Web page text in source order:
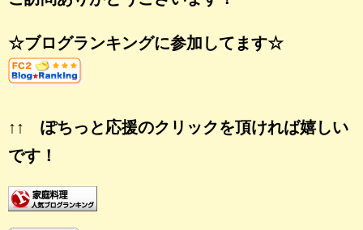
☆ブログランキングに参加してます☆
↑↑ ぽちっと応援のクリックを頂ければ嬉しい
です！